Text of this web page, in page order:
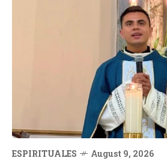
ESPIRITUALES August 9, 2026